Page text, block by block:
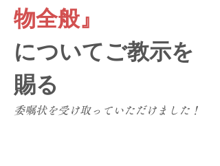
物全般』
についてご教示を
賜る
委嘱状を受け取っていただけました！